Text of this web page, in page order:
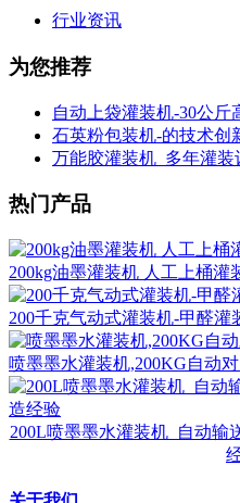
行业资讯
为您推荐
自动上袋灌装机-30公斤
石英粉包装机-的技术创
万能胶灌装机_多年灌装
热门产品
200kg油墨灌装机 人工上桶
200千克气动式灌装机-甲醛
喷墨墨水灌装机,200KG自动
200L喷墨墨水灌装机_自动输